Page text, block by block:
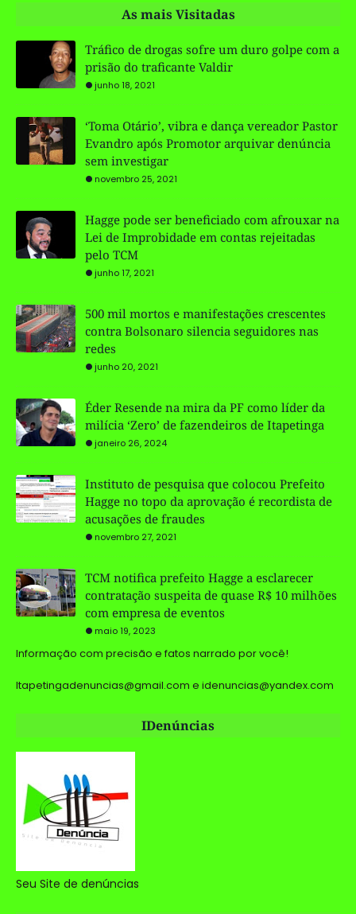
As mais Visitadas
Tráfico de drogas sofre um duro golpe com a
prisão do traficante Valdir
junho 18, 2021
‘Toma Otário’, vibra e dança vereador Pastor
Evandro após Promotor arquivar denúncia
sem investigar
novembro 25, 2021
Hagge pode ser beneficiado com afrouxar na
Lei de Improbidade em contas rejeitadas
pelo TCM
junho 17, 2021
500 mil mortos e manifestações crescentes
contra Bolsonaro silencia seguidores nas
redes
junho 20, 2021
Éder Resende na mira da PF como líder da
milícia ‘Zero’ de fazendeiros de Itapetinga
janeiro 26, 2024
Instituto de pesquisa que colocou Prefeito
Hagge no topo da aprovação é recordista de
acusações de fraudes
novembro 27, 2021
TCM notifica prefeito Hagge a esclarecer
contratação suspeita de quase R$ 10 milhões
com empresa de eventos
maio 19, 2023
Informação com precisão e fatos narrado por você!
Itapetingadenuncias@gmail.com e idenuncias@yandex.com
IDenúncias
Seu Site de denúncias